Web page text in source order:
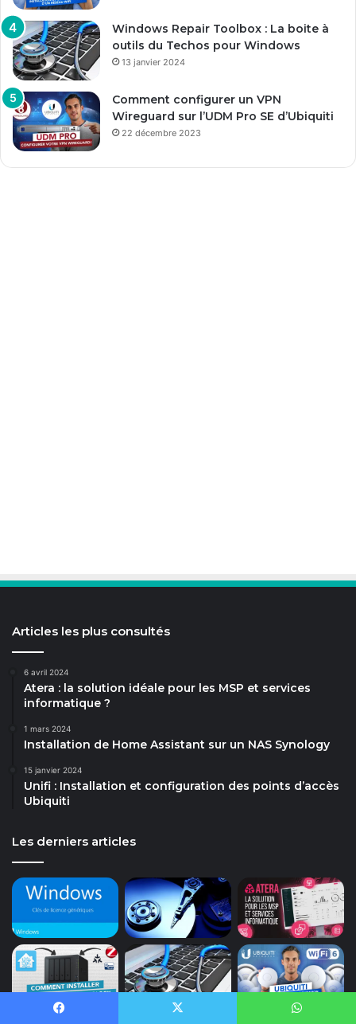
Windows Repair Toolbox : La boite à
outils du Techos pour Windows
13 janvier 2024
Comment configurer un VPN
Wireguard sur l’UDM Pro SE d’Ubiquiti
22 décembre 2023
Articles les plus consultés
6 avril 2024
Atera : la solution idéale pour les MSP et services
informatique ?
1 mars 2024
Installation de Home Assistant sur un NAS Synology
15 janvier 2024
Unifi : Installation et configuration des points d’accès
Ubiquiti
Les derniers articles